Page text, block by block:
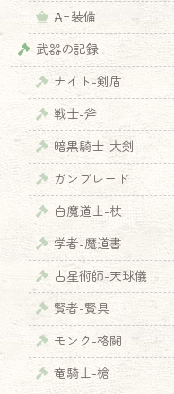
AF装備
武器の記録
ナイト-剣盾
戦士-斧
暗黒騎士-大剣
ガンブレード
白魔道士-杖
学者-魔道書
占星術師-天球儀
賢者-賢具
モンク-格闘
竜騎士-槍